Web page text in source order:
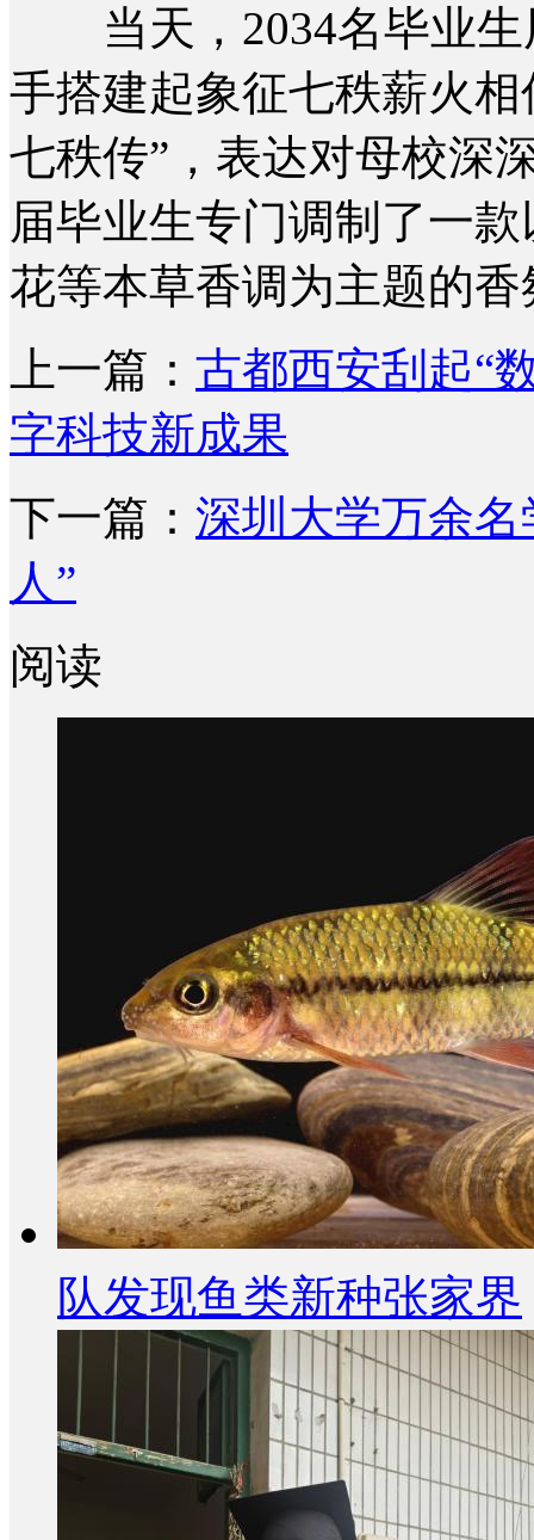
当天，2034名毕业生
手搭建起象征七秩薪火相
七秩传”，表达对母校深
届毕业生专门调制了一
花等本草香调为主题的
上一篇： 古都西安刮起“
字科技新成果
下一篇： 深圳大学万余
人”
阅读
队发现鱼类新种张家界